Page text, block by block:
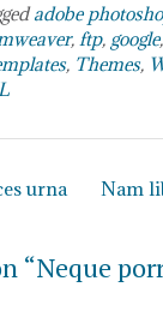
adobe
, ftp, google,
, Themes,
Nam
urna
“Neque